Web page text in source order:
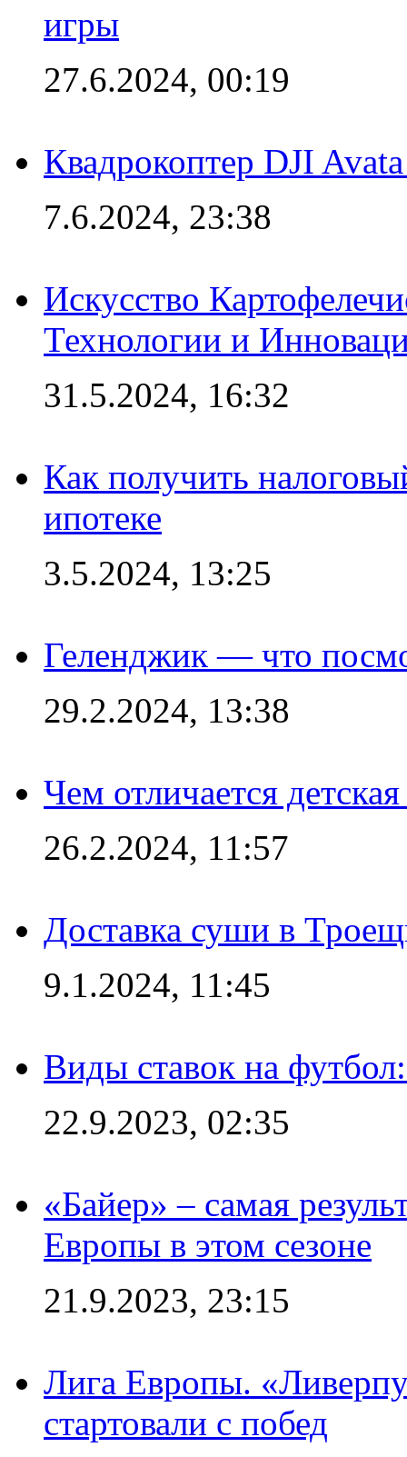
игры
27.6.2024, 00:19
Квадрокоптер DJI
7.6.2024, 23:38
Искусство
Технологии и
31.5.2024, 16:32
Как получить
ипотеке
3.5.2024, 13:25
Геленджик — что
29.2.2024, 13:38
Чем отличается
26.2.2024, 11:57
Доставка суши в
9.1.2024, 11:45
Виды ставок на
22.9.2023, 02:35
«Байер» – самая
Европы в этом сезоне
21.9.2023, 23:15
Лига Европы.
стартовали с побед